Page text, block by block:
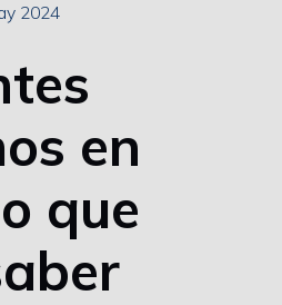
2024
en
que